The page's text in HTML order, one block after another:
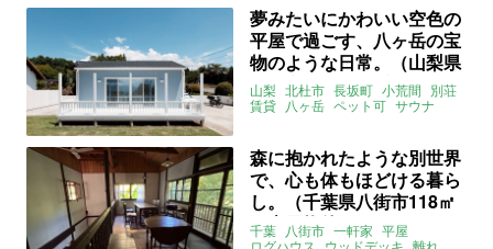
募集中
売買
夢みたいにかわいい空色の
平屋で過ごす、八ヶ岳の宝
物のような日常。（山梨県
北杜市39㎡の賃貸物件）
山梨 北杜市 長坂町 小荒間 別荘
賃貸 八ヶ岳 ペット可 サウナ
森に抱かれたような別世界
で、心も体もほどける暮ら
し。（千葉県八街市118㎡
の売買物件）
千葉 八街市 一軒家 平屋
ログハウス
ウッドデッキ 離れ